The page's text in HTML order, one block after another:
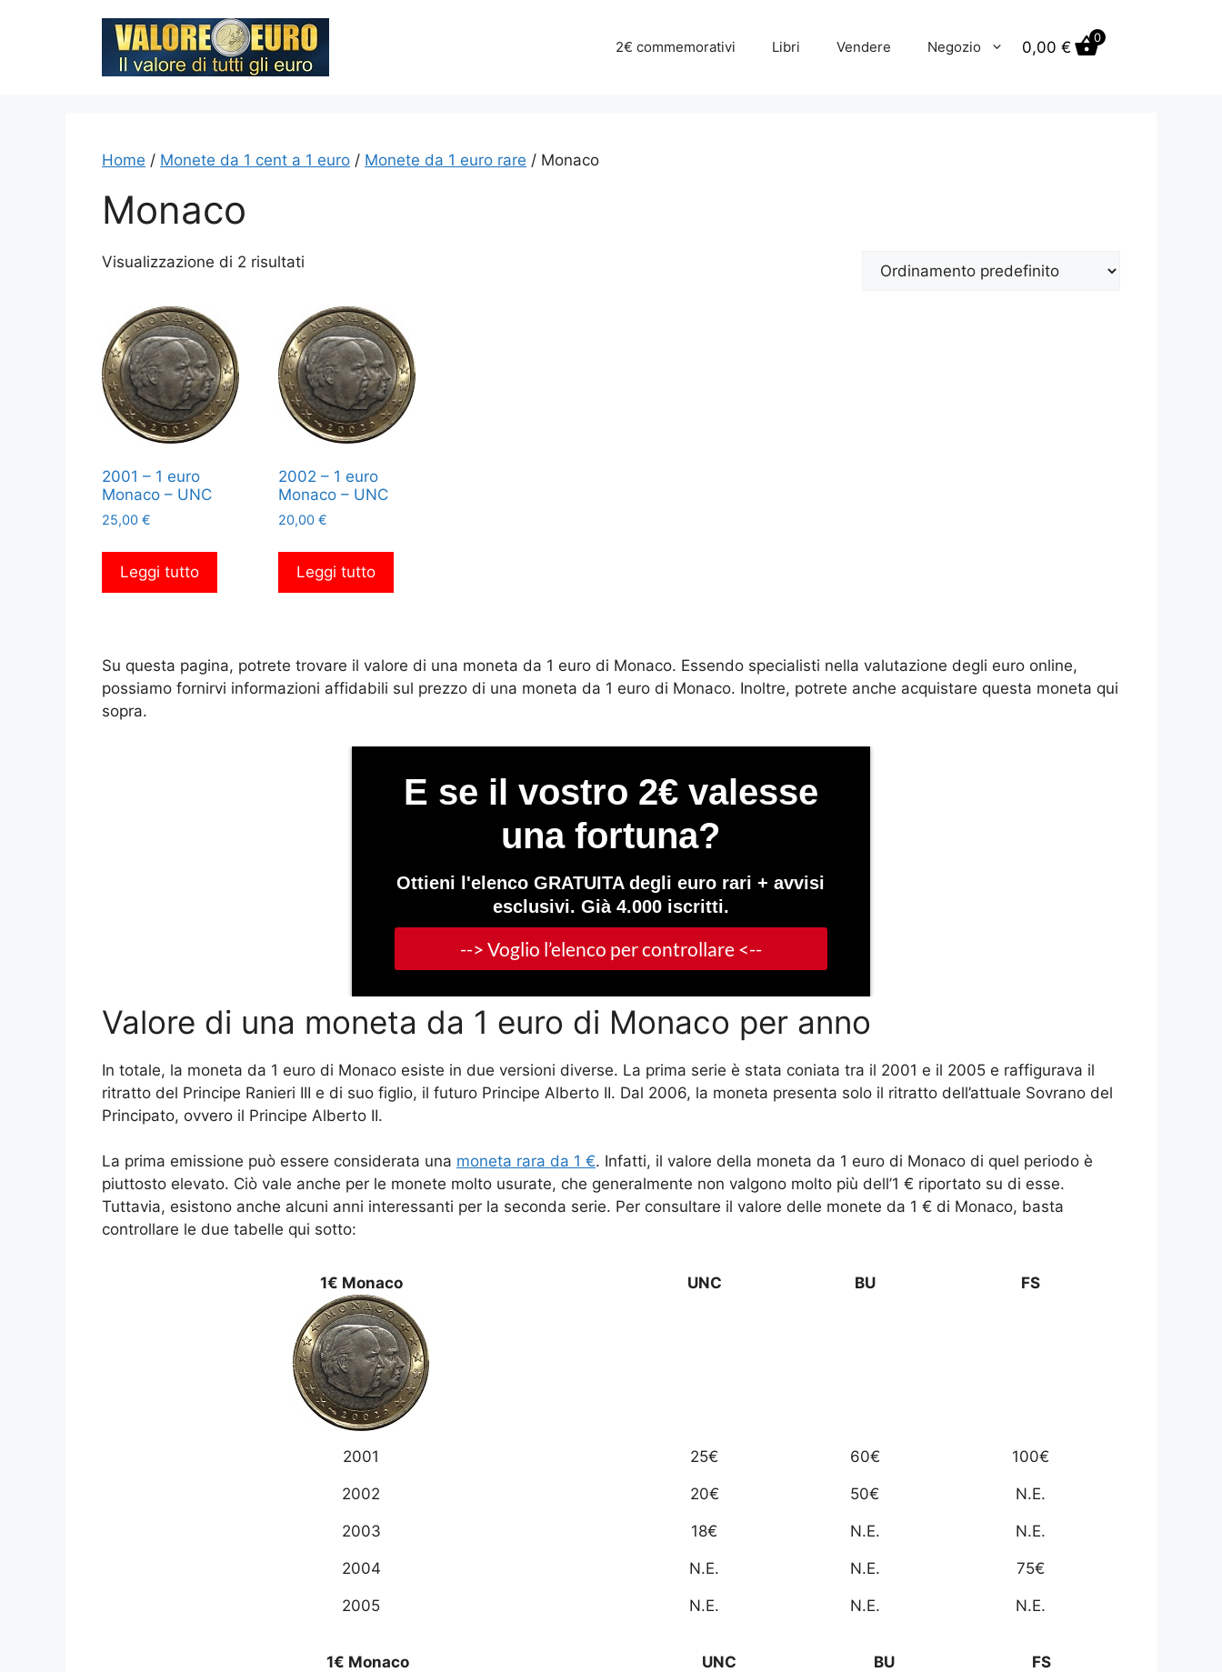
2€ commemorativi Libri Vendere Negozio 0,00 €
0
Home / Monete da 1 cent a 1 euro / Monete da 1 euro rare / Monaco
Monaco
Visualizzazione di 2 risultati
2001 – 1 euro
Monaco – UNC
25,00 €
Leggi tutto
2002 – 1 euro
Monaco – UNC
20,00 €
Leggi tutto
Su questa pagina, potrete trovare il valore di una moneta da 1 euro di Monaco. Essendo specialisti nella valutazione degli euro online,
possiamo fornirvi informazioni affidabili sul prezzo di una moneta da 1 euro di Monaco. Inoltre, potrete anche acquistare questa moneta qui
sopra.
Valore di una moneta da 1 euro di Monaco per anno
In totale, la moneta da 1 euro di Monaco esiste in due versioni diverse. La prima serie è stata coniata tra il 2001 e il 2005 e raffigurava il
ritratto del Principe Ranieri III e di suo figlio, il futuro Principe Alberto II. Dal 2006, la moneta presenta solo il ritratto dell’attuale Sovrano del
Principato, ovvero il Principe Alberto II.
La prima emissione può essere considerata una moneta rara da 1 €. Infatti, il valore della moneta da 1 euro di Monaco di quel periodo è
piuttosto elevato. Ciò vale anche per le monete molto usurate, che generalmente non valgono molto più dell’1 € riportato su di esse.
Tuttavia, esistono anche alcuni anni interessanti per la seconda serie. Per consultare il valore delle monete da 1 € di Monaco, basta
controllare le due tabelle qui sotto:
1€ Monaco UNC BU FS
2001 25€ 60€ 100€
2002 20€ 50€ N.E.
2003 18€ N.E. N.E.
2004 N.E. N.E. 75€
2005 N.E. N.E. N.E.
1€ Monaco UNC BU FS